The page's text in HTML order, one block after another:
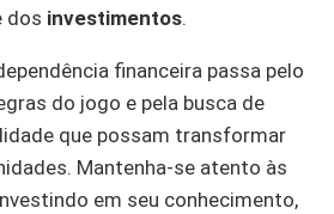
dos investimentos.
financeira passa pelo
do jogo e pela busca de
que possam transformar
Mantenha-se atento às
em seu conhecimento,